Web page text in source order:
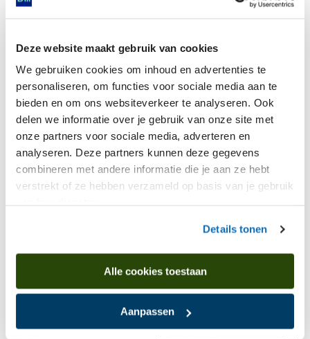
Deze website maakt gebruik van cookies
We gebruiken cookies om inhoud en advertenties te
personaliseren, om functies voor sociale media aan te
bieden en om ons websiteverkeer te analyseren. Ook
delen we informatie over je gebruik van onze site met
onze partners voor sociale media, adverteren en
analyseren. Deze partners kunnen deze gegevens
combineren met andere informatie die je aan ze hebt
verstrekt of ze hebben verzameld op basis van je gebruik
Details tonen
Alle cookies toestaan
Aanpassen
Golden ring with filigree decoration and inlaid
with garnet stone
Is found in